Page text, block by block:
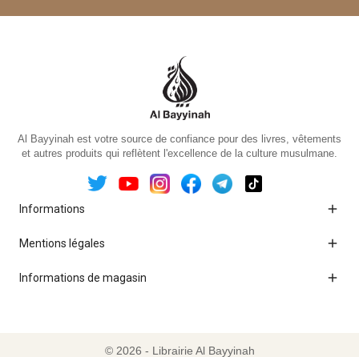
Al Bayyinah est votre source de confiance pour des livres, vêtements
et autres produits qui reflètent l'excellence de la culture musulmane.
Informations 
Mentions légales 
Informations de magasin 
© 2026 - Librairie Al Bayyinah